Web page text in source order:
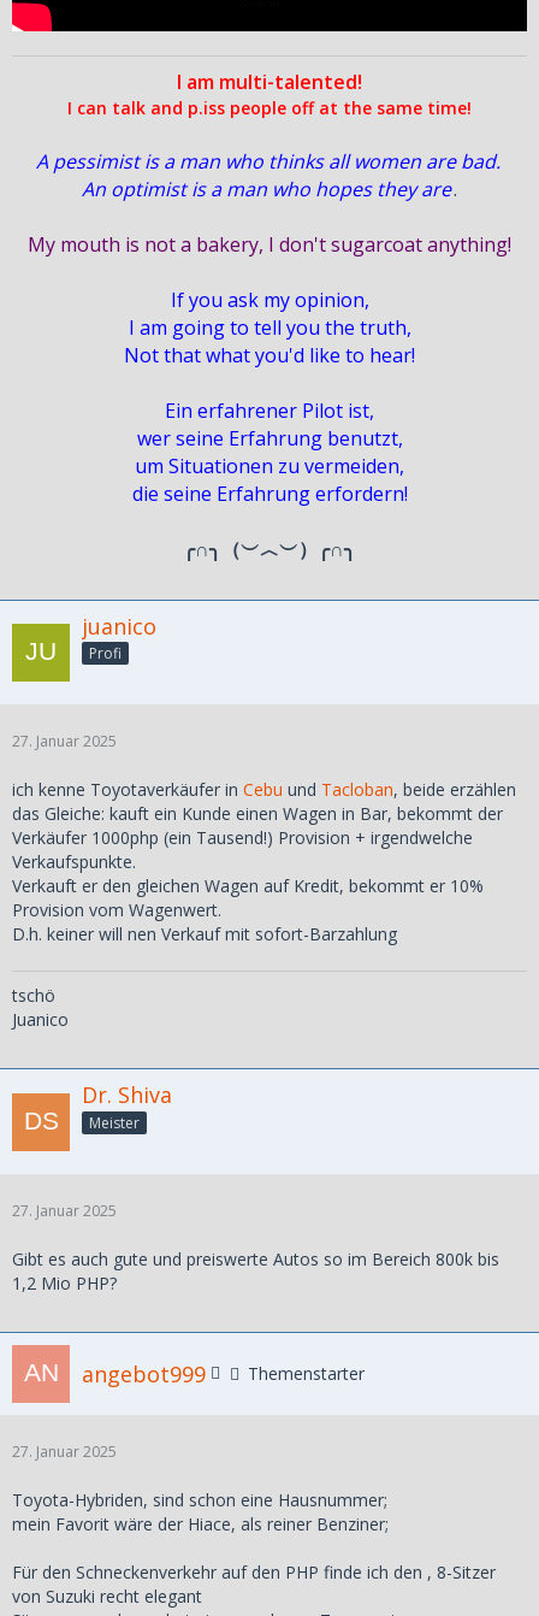
I am multi-talented!
I can talk and p.iss people off at the same time!
A pessimist is a man who thinks all women are bad.
An optimist is a man who hopes they are.
My mouth is not a bakery, I don't sugarcoat anything!
If you ask my opinion,
I am going to tell you the truth,
Not that what you'd like to hear!
Ein erfahrener Pilot ist,
wer seine Erfahrung benutzt,
um Situationen zu vermeiden,
die seine Erfahrung erfordern!
╭∩╮（︶︿︶）╭∩╮
juanico
Profi
27. Januar 2025
ich kenne Toyotaverkäufer in Cebu und Tacloban, beide erzählen
das Gleiche: kauft ein Kunde einen Wagen in Bar, bekommt der
Verkäufer 1000php (ein Tausend!) Provision + irgendwelche
Verkaufspunkte.
Verkauft er den gleichen Wagen auf Kredit, bekommt er 10%
Provision vom Wagenwert.
D.h. keiner will nen Verkauf mit sofort-Barzahlung
tschö
Juanico
Dr. Shiva
Meister
27. Januar 2025
Gibt es auch gute und preiswerte Autos so im Bereich 800k bis
1,2 Mio PHP?
angebot999 Themenstarter
27. Januar 2025
Toyota-Hybriden, sind schon eine Hausnummer;
mein Favorit wäre der Hiace, als reiner Benziner;
Für den Schneckenverkehr auf den PHP finde ich den , 8-Sitzer
von Suzuki recht elegant